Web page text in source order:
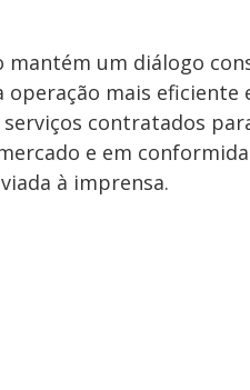
mantém um diálogo
operação mais eficiente
contratados
e em
à imprensa.